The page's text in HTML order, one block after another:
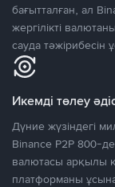
бағытталған, ал
жергілікті
сауда тәжірибесін
Икемді төлеу
Дүние жүзіндегі
Binance P2P 800-
валютасы арқылы
платформаны